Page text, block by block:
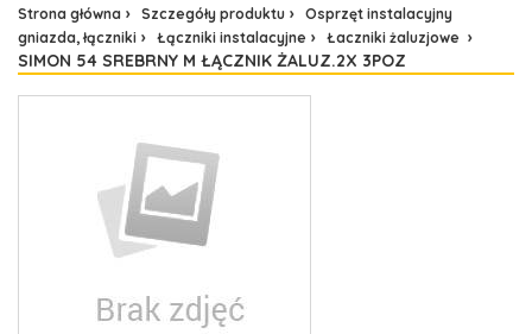
Strona główna Szczegóły produktu
Osprzęt instalacyjny
gniazda, łączniki
Łączniki instalacyjne Łaczniki żaluzjowe
SIMON 54 SREBRNY M ŁĄCZNIK ŻALUZ.2X 3POZ